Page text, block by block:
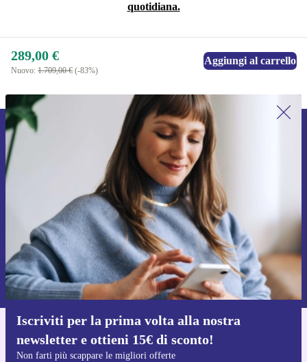
quotidiana.
289,00 €
Nuovo: 1.709,00 € (-83%)
Aggiungi al carrello
Iscriviti per la prima volta alla nostra
newsletter e ottieni 15€ di sconto!
Non farti più scappare le migliori offerte
Iscriviti per la prima volta alla nostra
newsletter e ottieni 15€ di sconto!
Non farti più scappare le migliori offerte.
Richiedi codice sconto
Per maggiori informazioni sull’uso dei dati personali, visita la nostra
Normativa sulla privacy.
Scarica l'app di refurbed
Per iOS e Android